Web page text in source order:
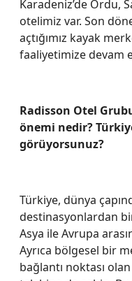
Karadeniz’de Ordu,
otelimiz var. Son
açtığımız kayak
faaliyetimize devam
Radisson Otel
önemi nedir?
görüyorsunuz?
Türkiye, dünya
destinasyonlardan
Asya ile Avrupa
Ayrıca bölgesel bir
bağlantı noktası